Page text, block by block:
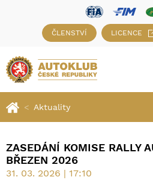
ČLENSTVÍ LICENCE
Aktuality
ZASEDÁNÍ KOMISE RALLY
BŘEZEN 2026
31. 03. 2026 | 17:10